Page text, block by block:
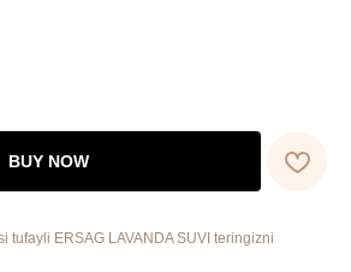
BUY NOW
tufayli ERSAG LAVANDA SUVI teringizni